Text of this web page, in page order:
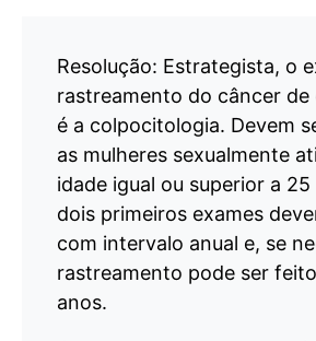
Resolução: Estrategista, o
rastreamento do câncer de
é a colpocitologia. Devem
as mulheres sexualmente
idade igual ou superior a 25
dois primeiros exames
com intervalo anual e, se
rastreamento pode ser
anos.